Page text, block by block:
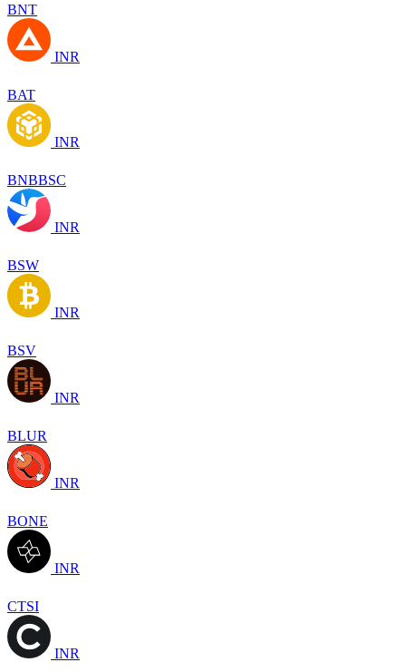
BNT
INR
BAT
INR
BNBBSC
INR
BSW
INR
BSV
INR
BLUR
INR
BONE
INR
CTSI
INR